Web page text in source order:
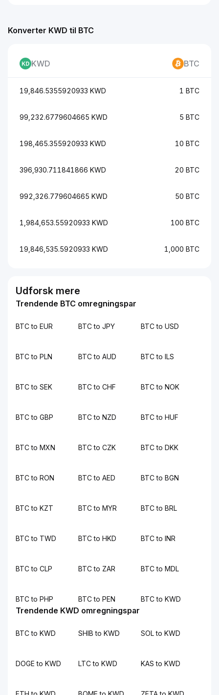
Konverter KWD til BTC
KWD BTC
19,846.5355920933 KWD 1 BTC
99,232.6779604665 KWD 5 BTC
198,465.355920933 KWD 10 BTC
396,930.711841866 KWD 20 BTC
992,326.779604665 KWD 50 BTC
1,984,653.55920933 KWD 100 BTC
19,846,535.5920933 KWD 1,000 BTC
Udforsk mere
Trendende BTC omregningspar
BTC to EUR BTC to JPY BTC to USD
BTC to PLN BTC to AUD BTC to ILS
BTC to SEK BTC to CHF BTC to NOK
BTC to GBP BTC to NZD BTC to HUF
BTC to MXN BTC to CZK BTC to DKK
BTC to RON BTC to AED BTC to BGN
BTC to KZT BTC to MYR BTC to BRL
BTC to TWD BTC to HKD BTC to INR
BTC to CLP BTC to ZAR BTC to MDL
BTC to PHP BTC to PEN BTC to KWD
Trendende KWD omregningspar
BTC to KWD SHIB to KWD SOL to KWD
DOGE to KWD LTC to KWD KAS to KWD